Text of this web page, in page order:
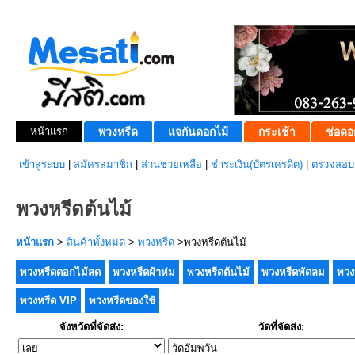
หน้าแรก พวงหรีด แจกันดอกไม้ กระเช้า ช่อดอ
เข้าสู่ระบบ สมัครสมาชิก ส่วนช่วยเหลือ ชำระเงิน(บัตรเครดิต) ตรวจสอ
พวงหรีดต้นไม้
หน้าแรก > สินค้าทั้งหมด > พวงหรีด >พวงหรีดต้นไม้
พวงหรีดดอกไม้สด พวงหรีดผ้าห่ม พวงหรีดต้นไม้ พวงหรีดพัดลม พว
พวงหรีด VIP พวงหรีดของใช้
จังหวัดที่จัดส่ง: วัดที่จัดส่ง: